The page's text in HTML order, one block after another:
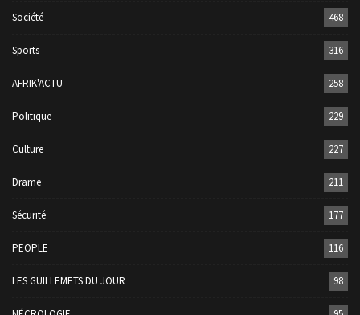
Société 468
Sports 316
AFRIK'ACTU 258
Politique 229
Culture 227
Drame 211
Sécurité 177
PEOPLE 116
LES GUILLEMETS DU JOUR 98